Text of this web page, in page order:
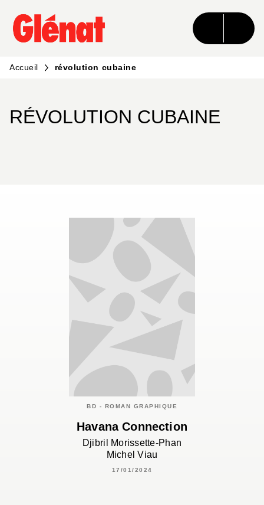
MENU RECHERCHE CONTENU
PIED DE PAGE
Accueil révolution cubaine
RÉVOLUTION CUBAINE
BD - ROMAN GRAPHIQUE
Havana Connection
Djibril Morissette-Phan
Michel Viau
17/01/2024